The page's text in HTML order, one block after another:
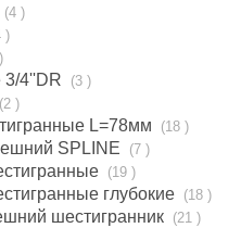
(4 )
)
3/4''DR (3 )
(2 )
L=78мм (18 )
SPLINE (7 )
(19 )
глубокие (18 )
шестигранник (21 )